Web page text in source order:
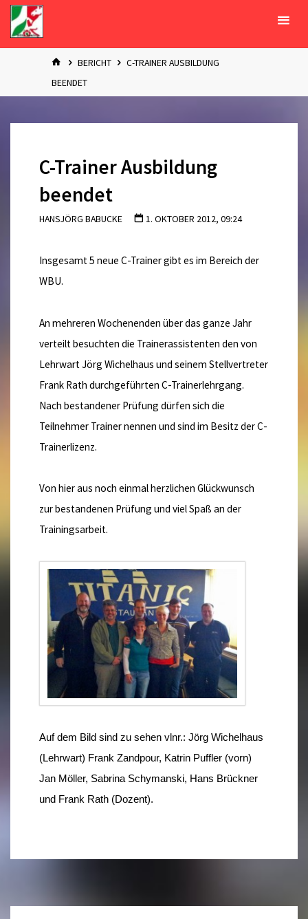
Zum
Inhalt
springen
STARTBERICHT
C-TRAINER AUSBILDUNG
BEENDET
C-Trainer Ausbildung
beendet
HANSJÖRG BABUCKE 1. OKTOBER 2012, 09:24
Insgesamt 5 neue C-Trainer gibt es im Bereich der
WBU.
An mehreren Wochenenden über das ganze Jahr
verteilt besuchten die Trainerassistenten den von
Lehrwart Jörg Wichelhaus und seinem Stellvertreter
Frank Rath durchgeführten C-Trainerlehrgang.
Nach bestandener Prüfung dürfen sich die
Teilnehmer Trainer nennen und sind im Besitz der C-
Trainerlizenz.
Von hier aus noch einmal herzlichen Glückwunsch
zur bestandenen Prüfung und viel Spaß an der
Trainingsarbeit.
Auf dem Bild sind zu sehen vlnr.:Jörg Wichelhaus
(Lehrwart) Frank Zandpour, Katrin Puffler (vorn)
Jan Möller, Sabrina Schymanski, Hans Brückner
und Frank Rath (Dozent).